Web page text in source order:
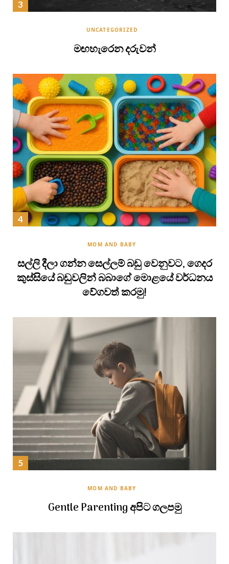
UNCATEGORIZED
මඟහැරෙන දරුවන්
MOM AND BABY
සල්ලි දීලා ගන්න සෙල්ලම් බඩු වෙනුවට, ගෙදර
කුස්සියේ බඩුවලින් බබාගේ මොළයේ වර්ධනය
වේගවත් කරමු!
MOM AND BABY
Gentle Parenting අපිට ගලපමු